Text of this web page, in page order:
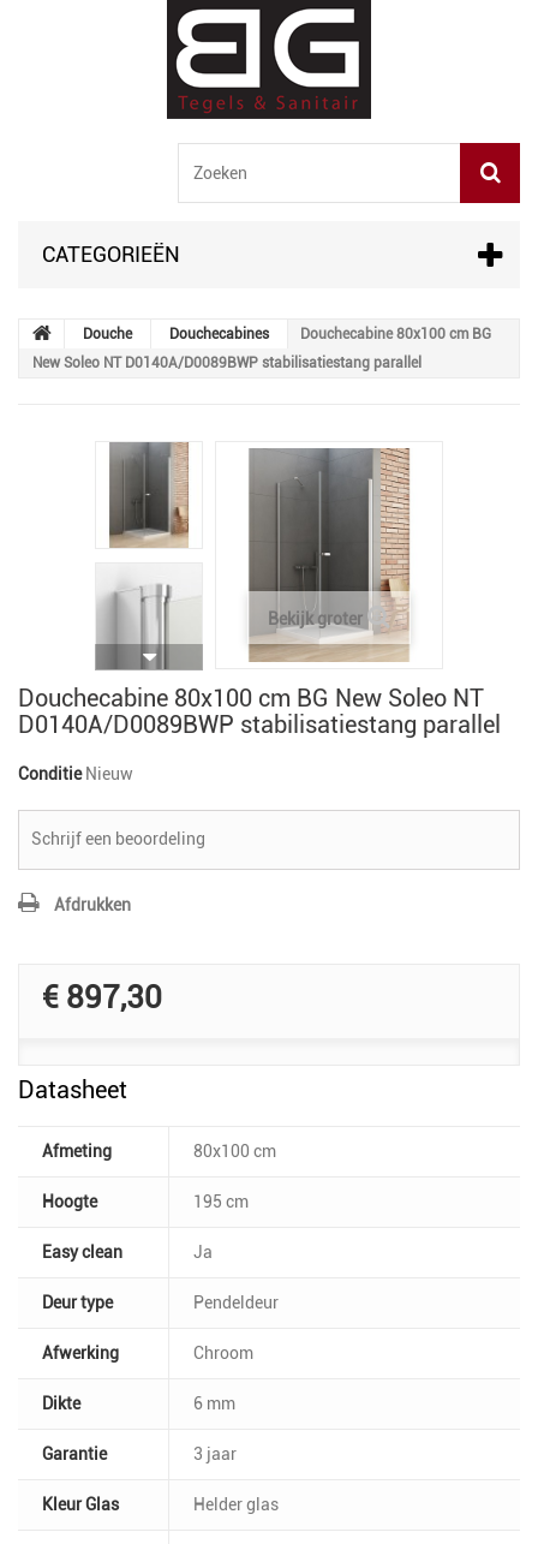
CATEGORIEËN
Douche Douchecabines
Douchecabine 80x100 cm BG
New Soleo NT D0140A/D0089BWP stabilisatiestang parallel
Bekijk groter
Douchecabine 80x100 cm BG New Soleo NT
D0140A/D0089BWP stabilisatiestang parallel
Conditie Nieuw
Schrijf een beoordeling
Afdrukken
€ 897,30
Datasheet
Afmeting 80x100 cm
Hoogte 195 cm
Easy clean Ja
Deur type Pendeldeur
Afwerking Chroom
Dikte 6 mm
Garantie 3 jaar
Kleur Glas Helder glas